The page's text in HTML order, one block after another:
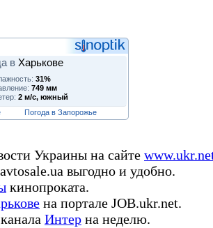
в Харькове
31%
749 мм
2 м/с, южный
Погода в Запорожье
Украины на сайте
выгодно и удобно.
кинопроката.
на портале JOB.ukr.net.
Интер на неделю.